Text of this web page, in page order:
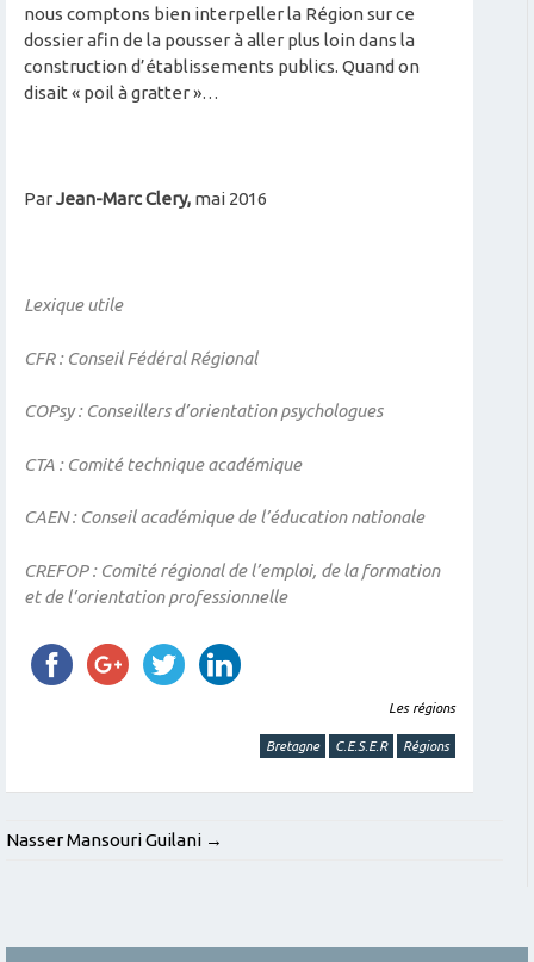
nous comptons bien interpeller la Région sur ce
dossier afin de la pousser à aller plus loin dans la
construction d’établissements publics. Quand on
disait « poil à gratter »…
ParJean-Marc Clery, mai 2016
Lexique utile
CFR : Conseil Fédéral Régional
COPsy : Conseillers d’orientation psychologues
CTA : Comité technique académique
CAEN : Conseil académique de l’éducation nationale
CREFOP : Comité régional de l’emploi, de la formation
et de l’orientation professionnelle
Les régions
Bretagne C.E.S.E.R Régions
POST
Nasser Mansouri Guilani →